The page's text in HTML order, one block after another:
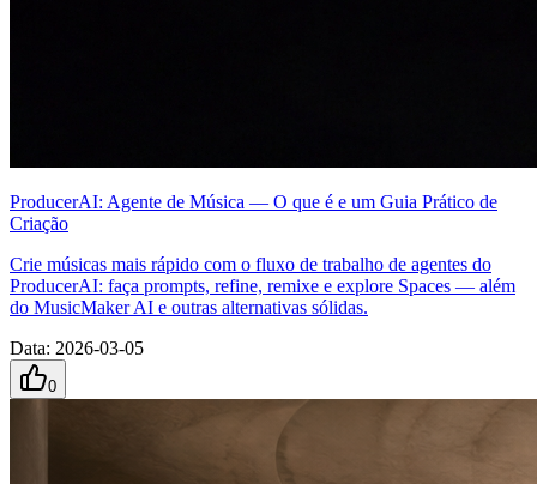
ProducerAI: Agente de Música — O que é e um Guia Prático de
Criação
Crie músicas mais rápido com o fluxo de trabalho de agentes do
ProducerAI: faça prompts, refine, remixe e explore Spaces — além
do MusicMaker AI e outras alternativas sólidas.
Data: 2026-03-05
0